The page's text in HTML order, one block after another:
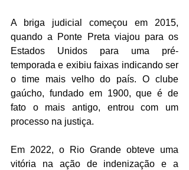
A briga judicial começou em 2015,
quando a Ponte Preta viajou para os
Estados Unidos para uma pré-
temporada e exibiu faixas indicando ser
o time mais velho do país. O clube
gaúcho, fundado em 1900, que é de
fato o mais antigo, entrou com um
processo na justiça.
Em 2022, o Rio Grande obteve uma
vitória na ação de indenização e a